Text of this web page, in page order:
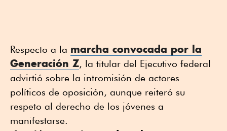
Respecto a la marcha convocada por la
Generación Z, la titular del Ejecutivo federal
advirtió sobre la intromisión de actores
políticos de oposición, aunque reiteró su
respeto al derecho de los jóvenes a
manifestarse.